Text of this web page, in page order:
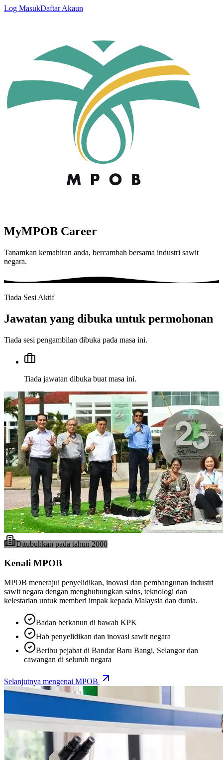
Log MasukDaftar Akaun
MyMPOB Career
Tanamkan kemahiran anda, bercambah bersama industri sawit
negara.
Tiada Sesi Aktif
Jawatan yang dibuka untuk permohonan
Tiada sesi pengambilan dibuka pada masa ini.
Tiada jawatan dibuka buat masa ini.
Ditubuhkan pada tahun 2000
Kenali MPOB
MPOB menerajui penyelidikan, inovasi dan pembangunan industri
sawit negara dengan menghubungkan sains, teknologi dan
kelestarian untuk memberi impak kepada Malaysia dan dunia.
Badan berkanun di bawah KPK
Hab penyelidikan dan inovasi sawit negara
Beribu pejabat di Bandar Baru Bangi, Selangor dan
cawangan di seluruh negara
Selanjutnya mengenai MPOB